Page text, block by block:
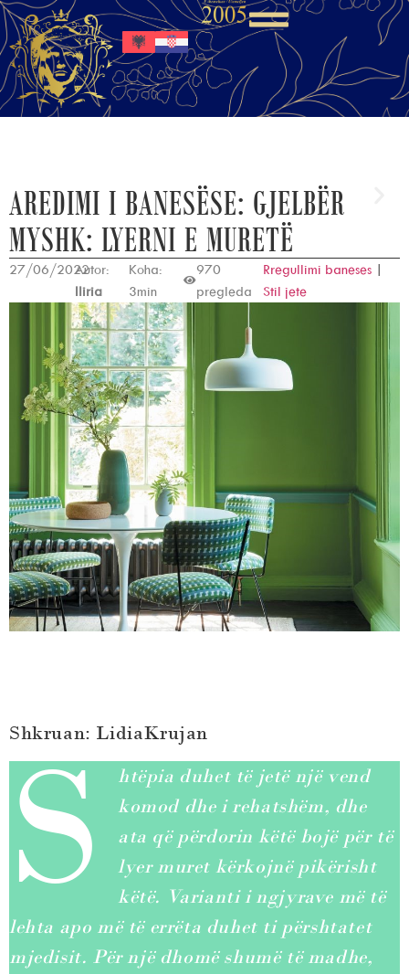
AREDIMI I BANESËSE: GJELBËR
MYSHK: LYERNI E MURETË
27/06/2022Autor:
Iliria
Koha:
3min
970
pregleda
Rregullimi baneses|
Stil jete
Shkruan: LidiaKrujan
S
htëpia duhet të jetë një vend
komod dhe i rehatshëm, dhe
ata që përdorin këtë bojë për të
lyer muret kërkojnë pikërisht
këtë. Varianti i ngjyrave më të
lehta apo më të errëta duhet ti përshtatet
mjedisit. Për një dhomë shumë të madhe,